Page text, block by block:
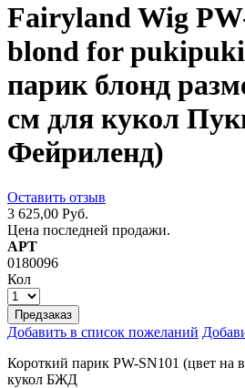
Fairyland Wig
blond for
парик блонд
см для кукол
Фейриленд)
Оставить отзыв
3 625,00 Руб.
Цена последней продажи.
АРТ
0180096
Кол
Предзаказ
Добавить в список пожеланий
Короткий парик PW-SN101 (цвет на
кукол БЖД